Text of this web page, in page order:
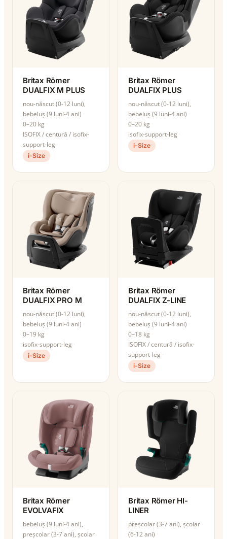
Britax Römer
DUALFIX M PLUS
nou-născut (0-12 luni),
bebeluș (9 luni-4 ani)
0–20 kg
ISOFIX / centură / isofix-
support-leg
i-Size
Britax Römer
DUALFIX PLUS
nou-născut (0-12 luni),
bebeluș (9 luni-4 ani)
0–20 kg
isofix-support-leg
i-Size
Britax Römer
DUALFIX PRO M
nou-născut (0-12 luni),
bebeluș (9 luni-4 ani)
0–19 kg
isofix-support-leg
i-Size
Britax Römer
DUALFIX Z-LINE
nou-născut (0-12 luni),
bebeluș (9 luni-4 ani)
0–18 kg
ISOFIX / centură / isofix-
support-leg
i-Size
Britax Römer
EVOLVAFIX
bebeluș (9 luni-4 ani),
preșcolar (3-7 ani), școlar
Britax Römer HI-
LINER
preșcolar (3-7 ani), școlar
(6-12 ani)